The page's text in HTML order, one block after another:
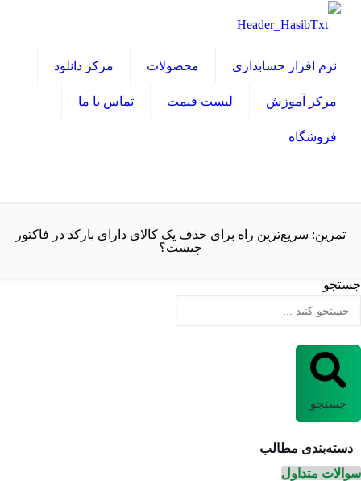
نرم افزار حسابداری محصولات مرکز دانلود
مرکز آموزش لیست قیمت تماس با ما
فروشگاه
تمرین: سریع‌ترین راه برای حذف یک کالای دارای بارکد در فاکتور
چیست؟
جستجو
جستجو
دسته‌بندی مطالب
سوالات متداول